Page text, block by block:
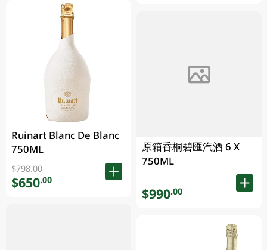
Ruinart Blanc De Blanc
750ML
$798.00
$650.00
原箱香桐碧匯汽酒 6 X
750ML
$990.00